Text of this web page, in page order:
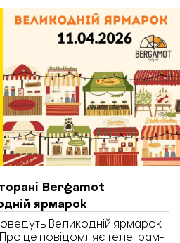
з питань
України.
Bergamot
ярмарок
Великодній ярмарок
це повідомляє телеграм-